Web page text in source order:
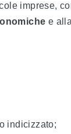
imprese,
e
indicizzato;